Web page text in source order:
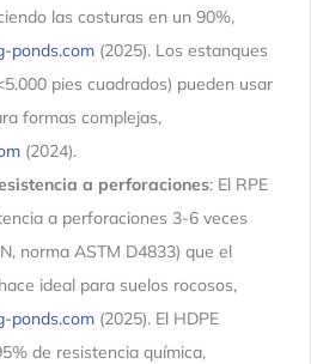
las costuras en un 90%,
ponds.com(2025). Los estanques
pies cuadrados) pueden usar
formas complejas,
(2024).
a perforaciones: El RPE
a perforaciones 3-6 veces
norma ASTM D4833) que el
ideal para suelos rocosos,
ponds.com(2025). El HDPE
de resistencia química,